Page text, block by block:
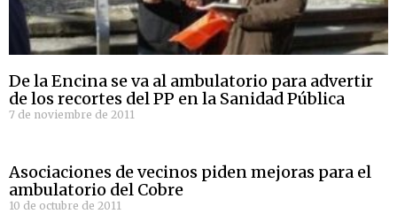
De la Encina se va al ambulatorio para advertir
de los recortes del PP en la Sanidad Pública
7 de noviembre de 2011
Asociaciones de vecinos piden mejoras para el
ambulatorio del Cobre
10 de octubre de 2011